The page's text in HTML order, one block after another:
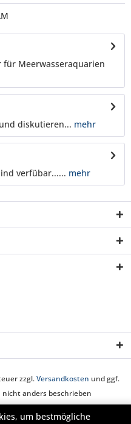
für Meerwasseraquarien
diskutieren... mehr
verfübar...... mehr
zzgl.Versandkosten und ggf.
anders beschrieben
Hilfe / Support Kontakt
um bestmögliche